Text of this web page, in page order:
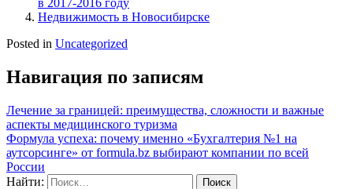
Недвижимость в Новосибирске
Posted in Uncategorized
Навигация по записям
Лечение за границей: преимущества, сложности и важные
аспекты медицинского туризма
Формула успеха: почему именно «Бухгалтерия №1 на
аутсорсинге» от formula.bz выбирают компании по всей
России
Найти: